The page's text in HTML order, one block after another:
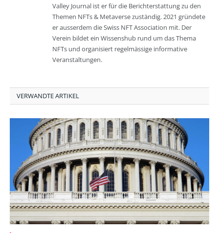
Valley Journal ist er für die Berichterstattung zu den
Themen NFTs & Metaverse zuständig. 2021 gründete
er ausserdem die Swiss NFT Association mit. Der
Verein bildet ein Wissenshub rund um das Thema
NFTs und organisiert regelmässige informative
Veranstaltungen.
VERWANDTE ARTIKEL